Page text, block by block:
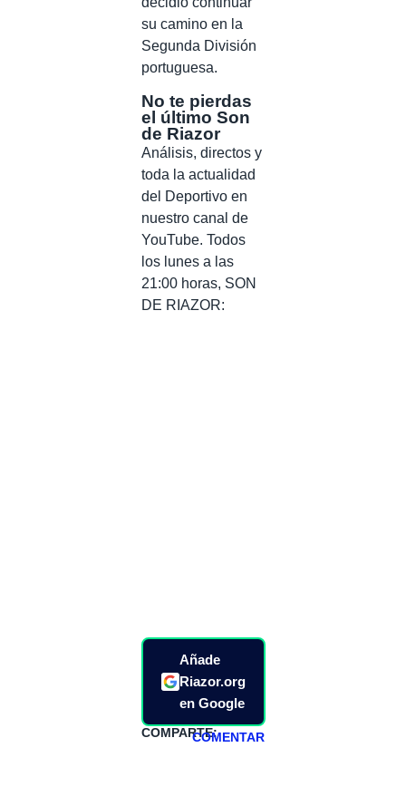
su camino en la
Segunda División
portuguesa.
No te pierdas
el último Son
de Riazor
Análisis, directos y
toda la actualidad
del Deportivo en
nuestro canal de
YouTube. Todos
los lunes a las
21:00 horas, SON
DE RIAZOR:
Añade
Riazor.org
en Google
COMPARTE:COMENTAR